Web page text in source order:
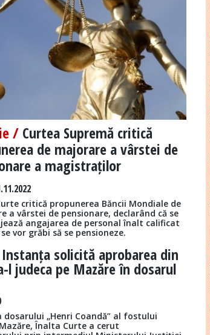
/ Curtea Supremă critică
de majorare a vârstei de
a magistraților
critică propunerea Băncii Mondiale de
a vârstei de pensionare, declarând că se
angajarea de personal înalt calificat
vor grăbi să se pensioneze.
Instanța solicită aprobarea din
l judeca pe Mazăre în dosarul
„Henri Coandă” al fostului
Înalta Curte a cerut